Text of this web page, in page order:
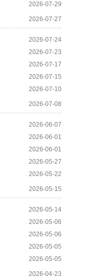
2026-07-29
2026-07-27
2026-07-24
2026-07-23
2026-07-17
2026-07-15
2026-07-10
2026-07-08
2026-06-07
2026-06-01
2026-06-01
2026-05-27
2026-05-22
2026-05-15
2026-05-14
2026-05-06
2026-05-06
2026-05-05
2026-05-05
2026-04-23